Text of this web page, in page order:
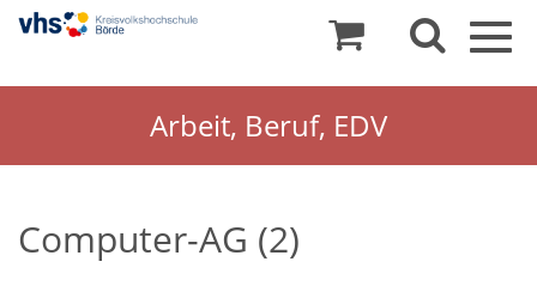
Arbeit, Beruf, EDV
Computer-AG (2)